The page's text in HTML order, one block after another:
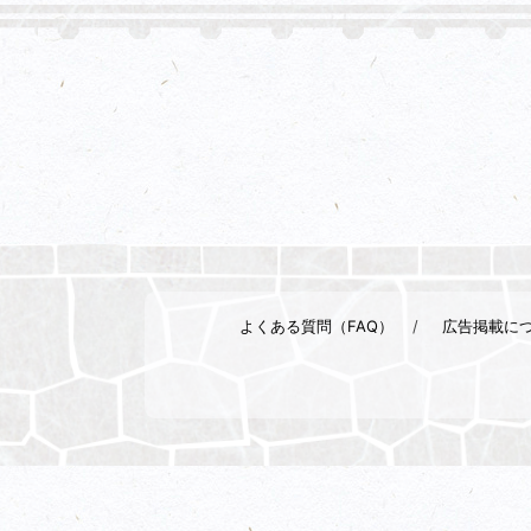
よくある質問（FAQ） 広告掲載に